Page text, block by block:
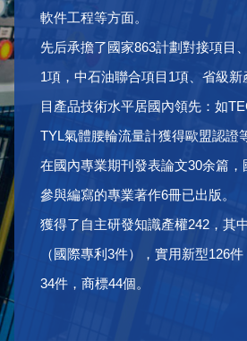
軟件工程等方面。
先后承擔了國家863計劃對接項目
1項，中石油聯合項目1項、省級
目產品技術水平居國內領先：如
TYL氣體腰輪流量計獲得歐盟認證
在國內專業期刊發表論文30余篇，
參與編寫的專業著作6冊已出版。
獲得了自主研發知識產權242，其
（國際專利3件），實用新型126
34件，商標44個。